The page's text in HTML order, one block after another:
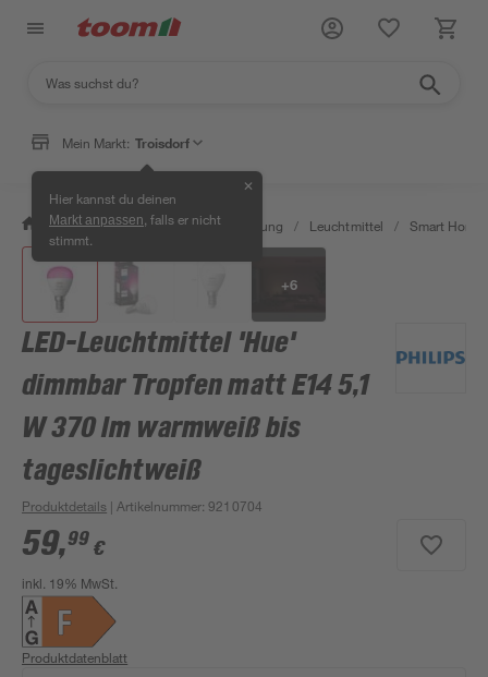
Mein Markt: Troisdorf
Hier kannst du deinen
Markt anpassen , falls er nicht
stimmt.
✕
/ Wohnen & Haushalt / Beleuchtung / Leuchtmittel / Smart Home
+6
LED-Leuchtmittel 'Hue'
dimmbar Tropfen matt E14 5,1
W 370 lm warmweiß bis
tageslichtweiß
Produktdetails | Artikelnummer:9210704
59,99 €
inkl. 19% MwSt.
Produktdatenblatt